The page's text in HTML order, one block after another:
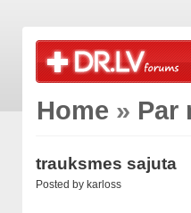
Home » Par
trauksmes sajuta
Posted by karloss